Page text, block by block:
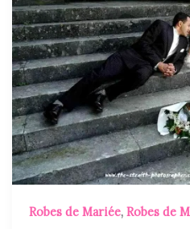
Robes de Mariée,Robes de